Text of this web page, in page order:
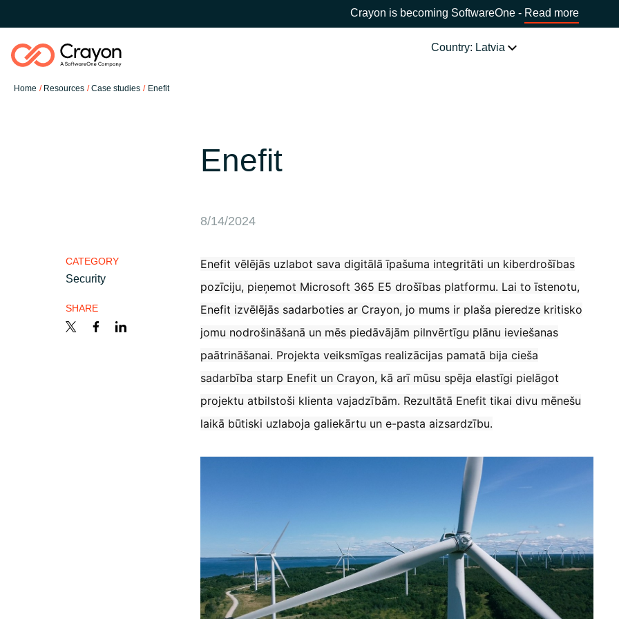
Crayon is becoming SoftwareOne - Read more
Country: Latvia
Home Resources Case studies Enefit
Denmark Estonia
France Germany
Iceland India
Kingdom of Saudi Arabia Kuwait
Norway
Poland
Qatar Romania
Slovenia Singapore
Software Partners
About us
Contact Us
Enefit
8/14/2024
CATEGORY
Security
SHARE
Enefit vēlējās uzlabot sava digitālā īpašuma integritāti un kiberdrošības
pozīciju, pieņemot Microsoft 365 E5 drošības platformu. Lai to īstenotu,
Enefit izvēlējās sadarboties ar Crayon, jo mums ir plaša pieredze kritisko
jomu nodrošināšanā un mēs piedāvājām pilnvērtīgu plānu ieviešanas
paātrināšanai. Projekta veiksmīgas realizācijas pamatā bija cieša
sadarbība starp Enefit un Crayon, kā arī mūsu spēja elastīgi pielāgot
projektu atbilstoši klienta vajadzībām. Rezultātā Enefit tikai divu mēnešu
laikā būtiski uzlaboja galiekārtu un e-pasta aizsardzību.